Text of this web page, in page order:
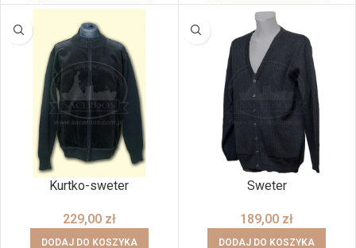
Kurtko-sweter
229,00 zł
DODAJ DO KOSZYKA
Sweter
189,00 zł
DODAJ DO KOSZYKA